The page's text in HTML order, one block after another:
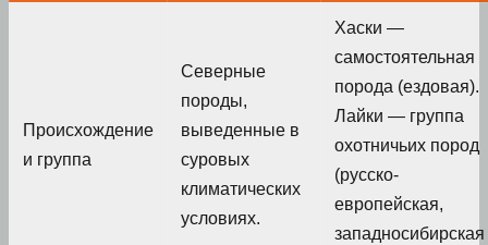
Происхождение
и группа
Северные
породы,
выведенные в
суровых
климатических
условиях.
Хаски —
самостоятельная
порода (ездовая).
Лайки — группа
охотничьих пород
(русско-
европейская,
западносибирская